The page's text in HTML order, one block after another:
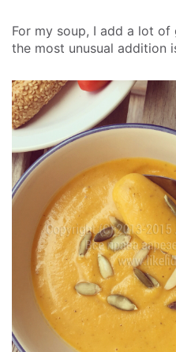
For my soup, I add a lot
the most unusual addition